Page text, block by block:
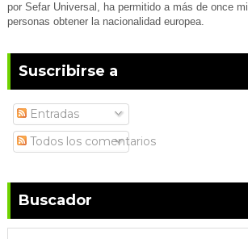
por Sefar Universal, ha permitido a más de once mil
personas obtener la nacionalidad europea.
Suscribirse a
Entradas
Todos los comentarios
Buscador